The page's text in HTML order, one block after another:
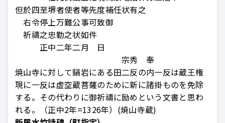
但於四至堺者使者等先度補任状有之
右令停上万難公事可致御
祈禱之忠勤之状如件
正中二年二月 日
宗秀 奉
焼山寺に対して鍋岩にある田二反の内一反は蔵王権
現に一反は虚空蔵菩薩のために新に諸掛ものを免除
する。その代わりに御祈禱に励めという文書と思わ
れる。（正中2年=1326年） (焼山寺蔵)